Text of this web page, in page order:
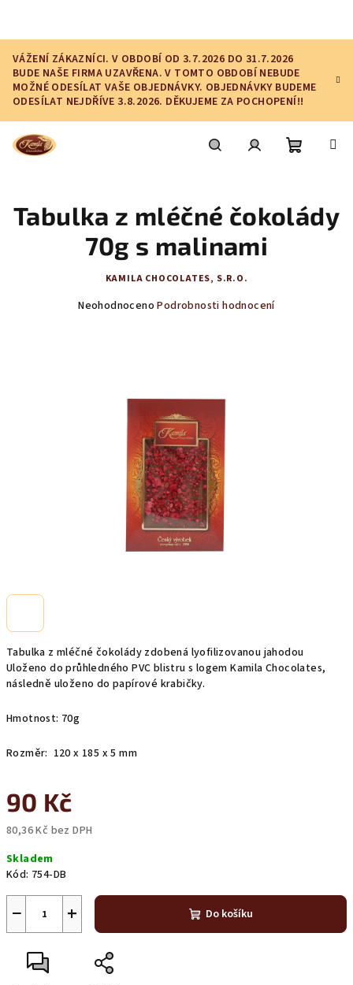
obsah
VÁŽENÍ ZÁKAZNÍCI. V OBDOBÍ OD 3.7.2026 DO 31.7.2026
BUDE NAŠE FIRMA UZAVŘENA. V TOMTO OBDOBÍ NEBUDE
MOŽNÉ ODESÍLAT VAŠE OBJEDNÁVKY. OBJEDNÁVKY BUDEME
ODESÍLAT NEJDŘÍVE 3.8.2026. DĚKUJEME ZA POCHOPENÍ!!
košík
Tabulka z mléčné čokolády zdobená lyofilizovanou jahodou
Uloženo do průhledného PVC blistru s logem Kamila Chocolates,
následně uloženo do papírové krabičky.
Hmotnost: 70g
Rozměr: 120 x 185 x 5 mm
90 Kč
80,36 Kč bez DPH
cena:
Skladem
Kód: 754-DB
+
− Do košíku
Tabulka z mléčné čokolády
70g s malinami
KAMILA CHOCOLATES, S.R.O.
Průměrné
Neohodnoceno Podrobnosti hodnocení